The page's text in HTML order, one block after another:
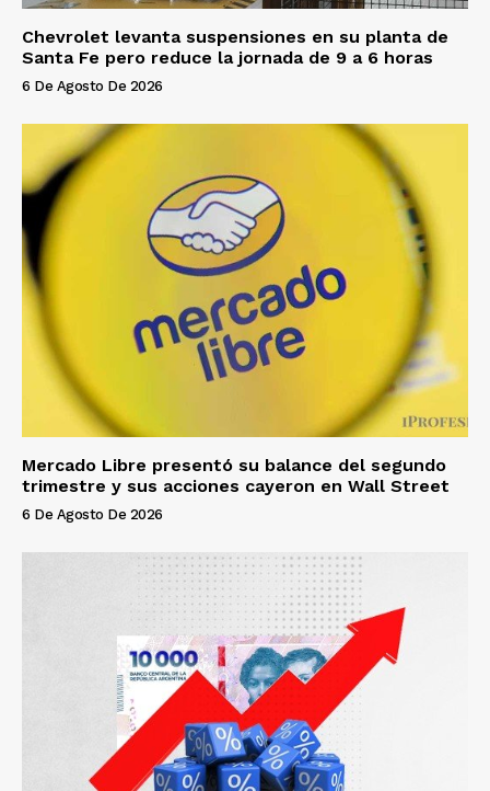
Chevrolet levanta suspensiones en su planta de
Santa Fe pero reduce la jornada de 9 a 6 horas
6 De Agosto De 2026
Mercado Libre presentó su balance del segundo
trimestre y sus acciones cayeron en Wall Street
6 De Agosto De 2026